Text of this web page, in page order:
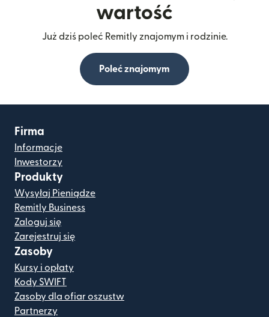
wartość
Już dziś poleć Remitly znajomym i rodzinie.
Poleć znajomym
Firma
Informacje
Inwestorzy
Produkty
Wysyłaj Pieniądze
Remitly Business
Zaloguj się
Zarejestruj się
Zasoby
Kursy i opłaty
Kody SWIFT
Zasoby dla ofiar oszustw
Partnerzy